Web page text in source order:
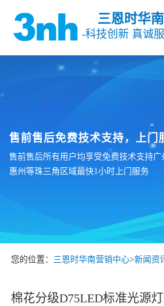
三恩时华南
-科技创新 真诚
售前售后免费技术支持，上门
售前售后所有用户均享受免费技术支持广
惠州等珠三角区域最快1小时上门服务
您的位置： 三恩时华南营销中心>新闻资
棉花分级D75LED标准光源